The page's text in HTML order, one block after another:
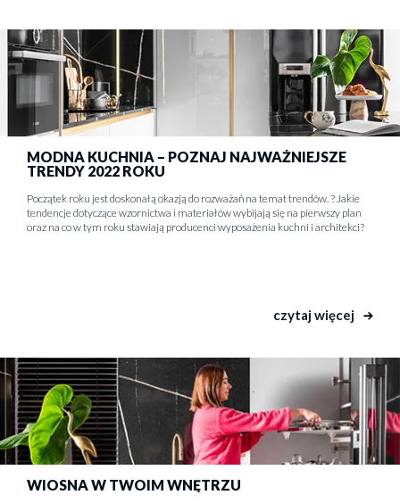
MODNA KUCHNIA – POZNAJ NAJWAŻNIEJSZE
TRENDY 2022 ROKU
Początek roku jest doskonałą okazją do rozważań na temat trendów. ? Jakie
tendencje dotyczące wzornictwa i materiałów wybijają się na pierwszy plan
oraz na co w tym roku stawiają producenci wyposażenia kuchni i architekci?
czytaj więcej
WIOSNA W TWOIM WNĘTRZU